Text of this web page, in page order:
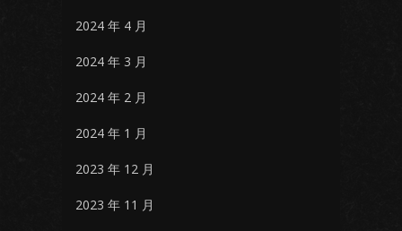
2024 年 4 月
2024 年 3 月
2024 年 2 月
2024 年 1 月
2023 年 12 月
2023 年 11 月